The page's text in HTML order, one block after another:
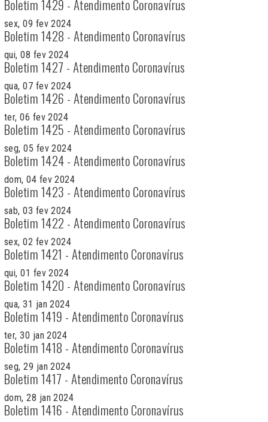
Boletim 1429 - Atendimento Coronavírus
sex, 09 fev 2024
Boletim 1428 - Atendimento Coronavírus
qui, 08 fev 2024
Boletim 1427 - Atendimento Coronavírus
qua, 07 fev 2024
Boletim 1426 - Atendimento Coronavírus
ter, 06 fev 2024
Boletim 1425 - Atendimento Coronavírus
seg, 05 fev 2024
Boletim 1424 - Atendimento Coronavírus
dom, 04 fev 2024
Boletim 1423 - Atendimento Coronavírus
sab, 03 fev 2024
Boletim 1422 - Atendimento Coronavírus
sex, 02 fev 2024
Boletim 1421 - Atendimento Coronavírus
qui, 01 fev 2024
Boletim 1420 - Atendimento Coronavírus
qua, 31 jan 2024
Boletim 1419 - Atendimento Coronavírus
ter, 30 jan 2024
Boletim 1418 - Atendimento Coronavírus
seg, 29 jan 2024
Boletim 1417 - Atendimento Coronavírus
dom, 28 jan 2024
Boletim 1416 - Atendimento Coronavírus